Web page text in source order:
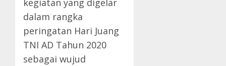
kegiatan yang digelar
dalam rangka
peringatan Hari Juang
TNI AD Tahun 2020
sebagai wujud